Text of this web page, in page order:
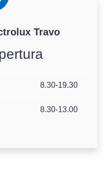
Travo
8.30-19.30
8.30-13.00